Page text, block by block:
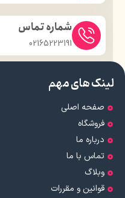
شماره تماس
02165223191
لینک های مهم
صفحه اصلی
فروشگاه
درباره ما
تماس با ما
وبلاگ
قوانین و مقررات